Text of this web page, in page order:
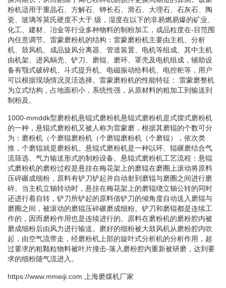
粉机适用于重晶石、方解石、钾长石、滑石、大理石、石灰石、陶
瓷、玻璃等莫氏硬度不大于.级，湿度在以下的非易燃易爆的矿业、
化工、建材、冶金等行业多种物料的制粉加工，成品粒度在-目范围
内任意调节。雷蒙磨粉机的结构：雷蒙磨粉机主要由主机、分析
机、鼓风机、成品旋风分离器、管道装置、电机等组成、其中主机
由机架、进风蜗壳、铲刀、磨辊、磨环、罩壳及电机组成，辅助设
备有颚式破碎机、斗式提升机、电磁振动给料机、电控柜等，用户
可以根据现场情况灵活选择。雷蒙磨粉机的性能特征：.雷蒙磨整机
为立式结构，占地面积小，系统性强，从原材料的粗加工到输送到
制粉及。
1000-mmddk型磨粉机悬辊式磨粉机悬辊式磨粉机是式摆式磨粉机
的一种，悬辊式磨粉机又被人称为雷蒙磨，根据其磨辊的个数可分
为：磨粉机（个磨辊磨粉机（个磨辊磨粉机（个磨辊），依次类
推，个磨辊就是磨粉机。悬辊式磨粉机是一种以环、辊碾磨结合气
流筛选、气力输送形式的制粉设备。悬辊式磨粉机工艺流程：悬辊
式磨粉机的磨粉过程是悬挂在梅花架上的磨辊在磨圈上滚动将原料
压碎碾成细粉，原料有铲刀铲起并自动射到磨辊与磨圈之间进行磨
碎。当主机立轴转动时，悬挂在梅花架上的磨辊绕立轴公转的同时
还进行着自转，铲刀所铲起的原料借铲刀的倾角度自动送入磨辊与
磨圈之间，被滚动的磨辊压碎碾磨成细粉。铲刀和磨辊都是连续工
作的，因而磨粉作用也是连续进行的。原料在磨粉机的磨粉腔内被
磨成细粉后由风力进行输送。磨好的细粉被大鼓风机从磨粉腔内吹
起，由空气流带走，经磨粉机上部的旋叶式分析机的分析作用，超
过要求的粗颗粒物料被叶片撞击-落入磨粉腔内重新被研磨，达到要
求的细粉随气流进入。
https://www.mmeiji.com 上海磨煤机厂家